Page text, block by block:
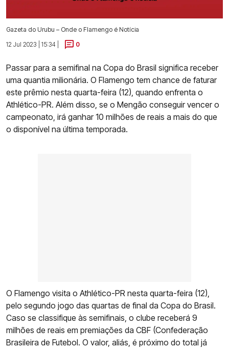
Gazeta do Urubu – Onde o Flamengo é Notícia
12 Jul 2023 | 15:34 |
0
Passar para a semifinal na Copa do Brasil significa receber
uma quantia milionária. O Flamengo tem chance de faturar
este prêmio nesta quarta-feira (12), quando enfrenta o
Athlético-PR. Além disso, se o Mengão conseguir vencer o
campeonato, irá ganhar 10 milhões de reais a mais do que
o disponível na última temporada.
O Flamengo visita o Athlético-PR nesta quarta-feira (12),
pelo segundo jogo das quartas de final da Copa do Brasil.
Caso se classifique às semifinais, o clube receberá 9
milhões de reais em premiações da CBF (Confederação
Brasileira de Futebol. O valor, aliás, é próximo do total já